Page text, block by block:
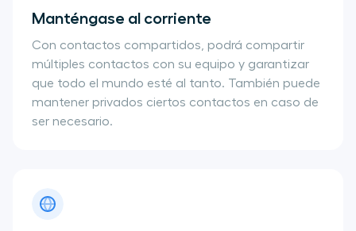
Manténgase al corriente
Con contactos compartidos, podrá compartir
múltiples contactos con su equipo y garantizar
que todo el mundo esté al tanto. También puede
mantener privados ciertos contactos en caso de
ser necesario.